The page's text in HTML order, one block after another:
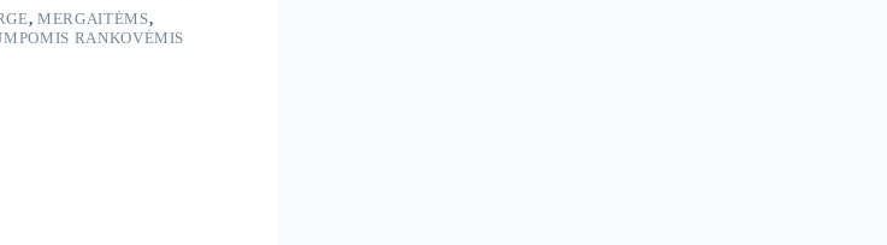
,MERGAITĖMS,
RANKOVĖMIS